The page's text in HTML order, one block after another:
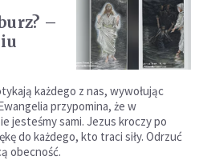
–
każdego z nas, wywołując
przypomina, że w
jesteśmy sami. Jezus kroczy po
do każdego, kto traci siły. Odrzuć
obecność.